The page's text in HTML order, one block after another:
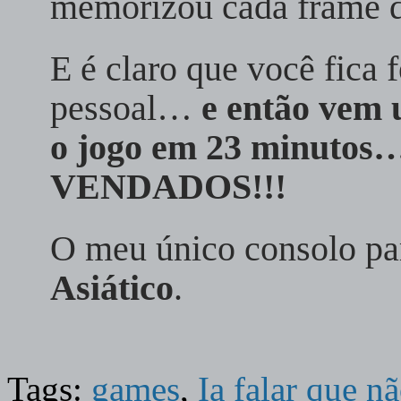
E é claro que você fica
pessoal… e então vem
o jogo em 23
VENDADOS!!!
O meu único consolo
Asiático.
Tags: games, Ia falar que